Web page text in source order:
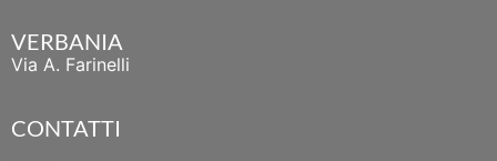
VERBANIA
Via A. Farinelli
CONTATTI